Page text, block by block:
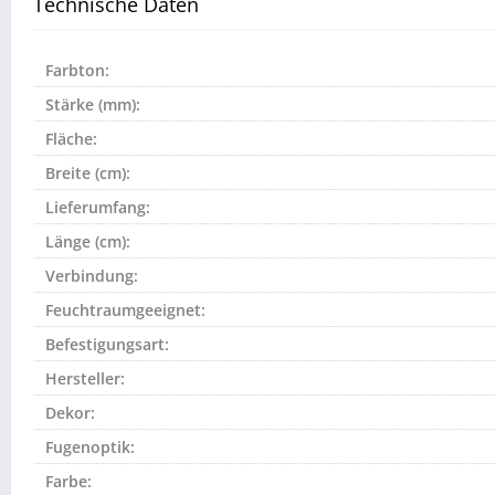
Farbton:
Stärke (mm):
Fläche:
Breite (cm):
Lieferumfang:
Länge (cm):
Verbindung:
Feuchtraumgeeignet:
Befestigungsart:
Hersteller:
Dekor:
Fugenoptik:
Farbe: